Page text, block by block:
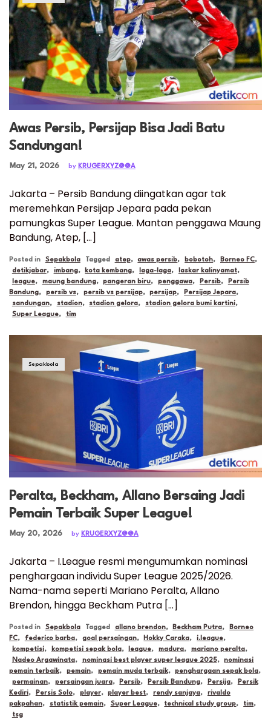
Awas Persib, Persijap Bisa Jadi Batu
Sandungan!
Posted on
May 21, 2026 by KRUGERXYZ@@A
Jakarta – Persib Bandung diingatkan agar tak
meremehkan Persijap Jepara pada pekan
pamungkas Super League. Mantan penggawa Maung
Bandung, Atep, […]
Posted in Sepakbola Tagged atep, awas persib, bobotoh, Borneo FC,
detikjabar, imbang, kota kembang, laga-laga, laskar kalinyamat,
league, maung bandung, pangeran biru, penggawa, Persib,
Persib
Bandung, persib vs, persib vs persijap, persijap, Persijap Jepara,
sandungan, stadion, stadion gelora, stadion gelora bumi kartini,
Super League, tim
Sepakbola
Peralta, Beckham, Allano Bersaing Jadi
Pemain Terbaik Super League!
Posted on
May 20, 2026 by KRUGERXYZ@@A
Jakarta – I.League resmi mengumumkan nominasi
penghargaan individu Super League 2025/2026.
Nama-nama seperti Mariano Peralta, Allano
Brendon, hingga Beckham Putra […]
Posted in Sepakbola Tagged allano brendon, Beckham Putra,
Borneo
FC, federico barba, goal persaingan, Hokky Caraka, i.league,
kompetisi, kompetisi sepak bola, league, madura, mariano peralta,
Nadeo Argawinata, nominasi best player super league 2025,
nominasi
pemain terbaik, pemain, pemain muda terbaik, penghargaan sepak bola,
permainan, persaingan juara, Persib, Persib Bandung, Persija,
Persik
Kediri, Persis Solo, player, player best, rendy sanjaya,
rivaldo
pakpahan, statistik pemain, Super League, technical study group, tim,
tsg